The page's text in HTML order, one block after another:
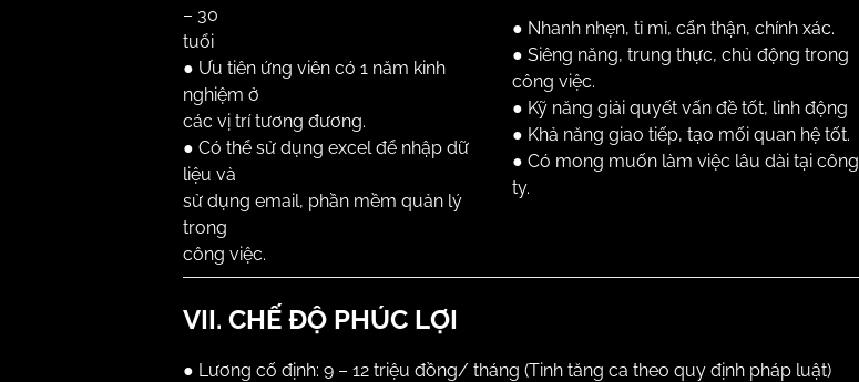
– 30
tuổi
● Ưu tiên ứng viên có 1 năm kinh
nghiệm ở
các vị trí tương đương.
● Có thể sử dụng excel để nhập dữ
liệu và
sử dụng email, phần mềm quản lý
trong
công việc.
● Nhanh nhẹn, tỉ mỉ, cẩn thận, chính xác.
● Siêng năng, trung thực, chủ động trong
công việc.
● Kỹ năng giải quyết vấn đề tốt, linh động
● Khả năng giao tiếp, tạo mối quan hệ tốt.
● Có mong muốn làm việc lâu dài tại công
ty.
VII. CHẾ ĐỘ PHÚC LỢI
● Lương cố định: 9 – 12 triệu đồng/ tháng (Tinh tăng ca theo quy định pháp luật)